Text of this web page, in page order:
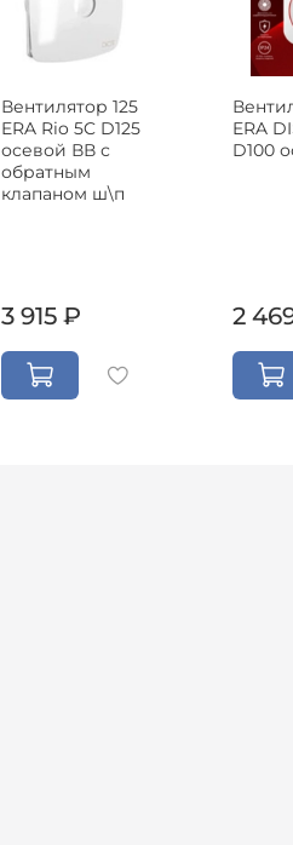
Вентилятор 125
ERA Rio 5C D125
осевой ВВ с
обратным
клапаном ш\п
3 915 ₽
ERA
D100
2